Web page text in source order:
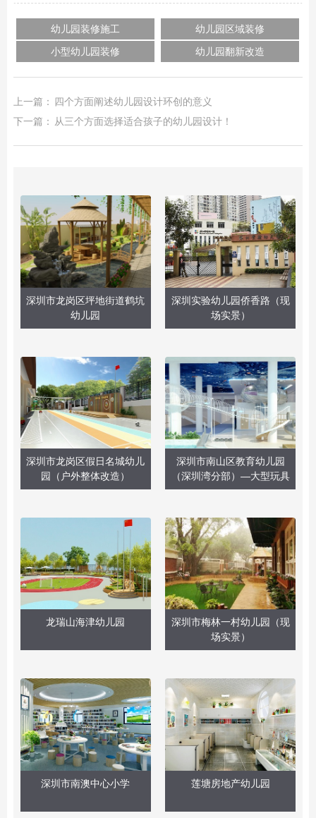
幼儿园装修施工
幼儿园区域装修
小型幼儿园装修
幼儿园翻新改造
上一篇：
四个方面阐述幼儿园设计环创的意义
下一篇： 从三个方面选择适合孩子的幼儿园设计！
深圳市龙岗区坪地街道鹤坑
幼儿园
深圳实验幼儿园侨香路（现
场实景）
深圳市龙岗区假日名城幼儿
园（户外整体改造）
深圳市南山区教育幼儿园
（深圳湾分部）—大型玩具
龙瑞山海津幼儿园
深圳市梅林一村幼儿园（现
场实景）
深圳市南澳中心小学 莲塘房地产幼儿园